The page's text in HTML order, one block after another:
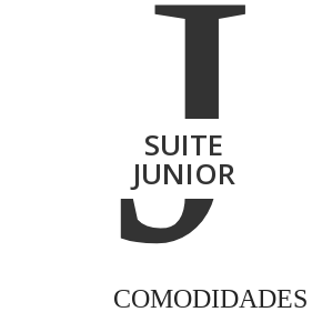
J
SUITE
JUNIOR
COMODIDADES